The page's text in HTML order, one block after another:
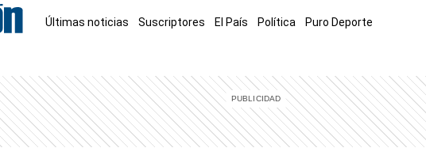
Últimas noticias Suscriptores El País Política Puro Deporte